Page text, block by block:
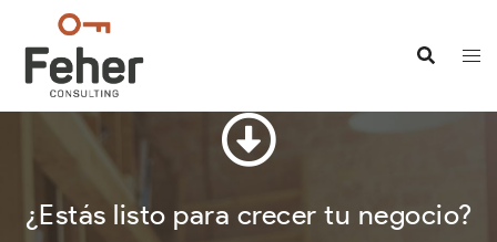
¿Estás listo para crecer tu negocio?